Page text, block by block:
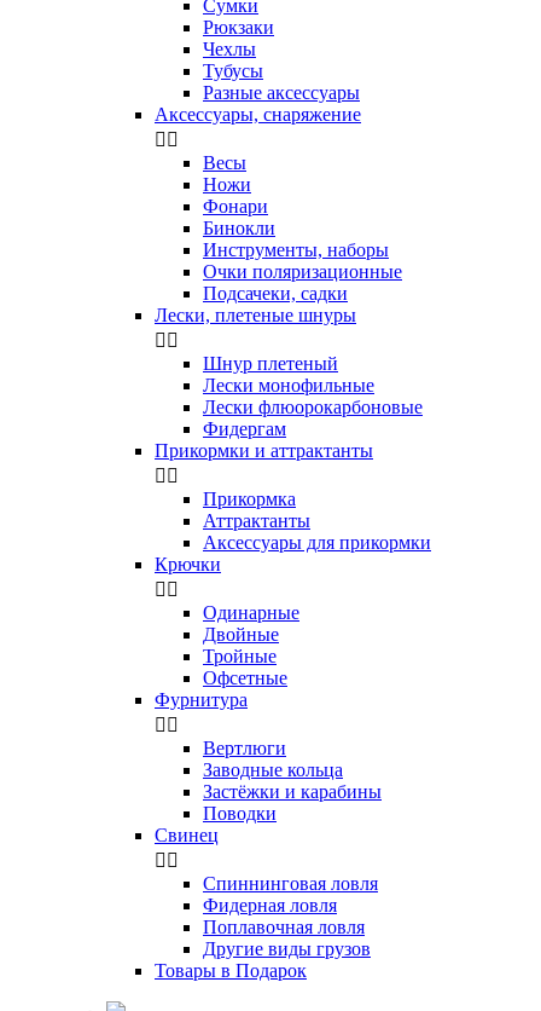
Сумки
Рюкзаки
Чехлы
Тубусы
Разные аксессуары
Аксессуары, снаряжение
 
Весы
Ножи
Фонари
Бинокли
Инструменты, наборы
Очки поляризационные
Подсачеки, садки
Лески, плетеные шнуры
 
Шнур плетеный
Лески монофильные
Лески флюорокарбоновые
Фидергам
Прикормки и аттрактанты
 
Прикормка
Аттрактанты
Аксессуары для прикормки
Крючки
 
Одинарные
Двойные
Тройные
Офсетные
Фурнитура
 
Вертлюги
Заводные кольца
Застёжки и карабины
Поводки
Свинец
 
Спиннинговая ловля
Фидерная ловля
Поплавочная ловля
Другие виды грузов
Товары в Подарок